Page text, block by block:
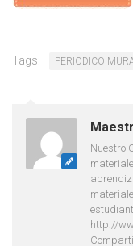
Tags: PERIODICO
Nuestro
http://